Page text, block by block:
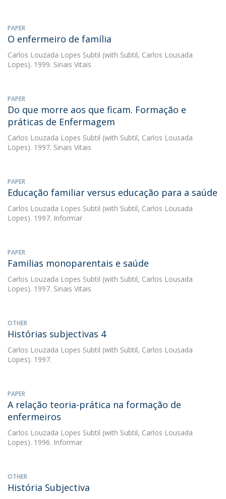
PAPER
O enfermeiro de família
Carlos Louzada Lopes Subtil (with Subtil, Carlos Lousada
Lopes). 1999. Sinais Vitais
PAPER
Do que morre aos que ficam. Formação e
práticas de Enfermagem
Carlos Louzada Lopes Subtil (with Subtil, Carlos Lousada
Lopes). 1997. Sinais Vitais
PAPER
Educação familiar versus educação para a saúde
Carlos Louzada Lopes Subtil (with Subtil, Carlos Lousada
Lopes). 1997. Informar
PAPER
Familias monoparentais e saúde
Carlos Louzada Lopes Subtil (with Subtil, Carlos Lousada
Lopes). 1997. Sinais Vitais
OTHER
Histórias subjectivas 4
Carlos Louzada Lopes Subtil (with Subtil, Carlos Lousada
Lopes). 1997.
PAPER
A relação teoria-prática na formação de
enfermeiros
Carlos Louzada Lopes Subtil (with Subtil, Carlos Lousada
Lopes). 1996. Informar
OTHER
História Subjectiva